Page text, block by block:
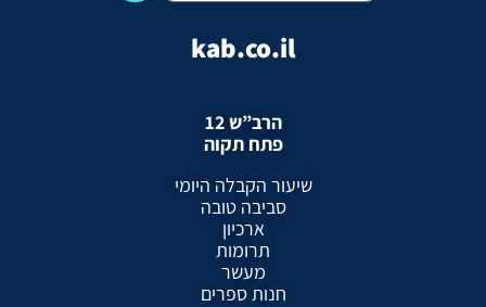
kab.co.il
הרב”ש 12
פתח תקוה
שיעור הקבלה היומי
סביבה טובה
ארכיון
תרומות
מעשר
חנות ספרים